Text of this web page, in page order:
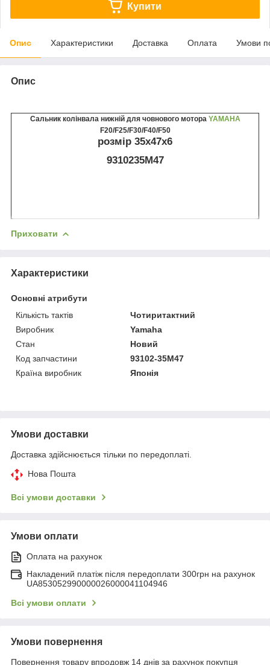
Купити
Опис Характеристики Доставка Оплата Умови
Опис
Сальник колінвала нижній для човнового мотора YAMAHA
F20/F25/F30/F40/F50
розмір 35x47x6
9310235M47
Приховати
Характеристики
Основні атрибути
Кількість тактів
Чотиритактний
Виробник
Yamaha
Стан
Новий
Код запчастини
93102-35M47
Країна виробник
Японія
Умови доставки
Доставка здійснюється тільки по передоплаті.
Нова Пошта
Всі умови доставки
Умови оплати
Оплата на рахунок
Накладений платіж після передоплати 300грн на рахунок
UA853052990000026000041104946
Всі умови оплати
Умови повернення
Повернення товару впродовж 14 днів за рахунок покупця